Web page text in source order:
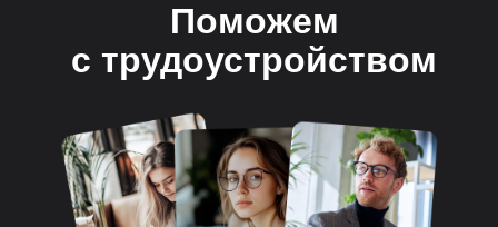
Поможем
с трудоустройством